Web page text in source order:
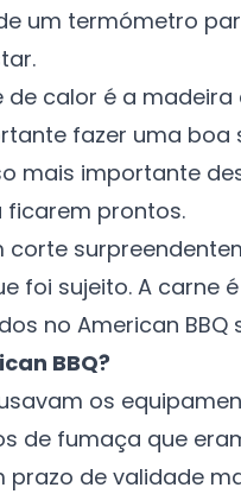
um termómetro
de calor é a
fazer uma
mais importante
ficarem prontos.
corte
foi sujeito. A carne
no American BBQ
BBQ?
os
de fumaça que
de validade